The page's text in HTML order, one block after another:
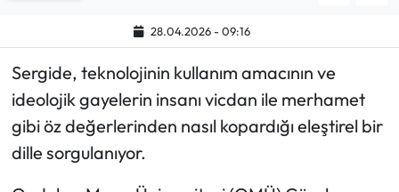
28.04.2026 - 09:16
Sergide, teknolojinin kullanım amacının ve
ideolojik gayelerin insanı vicdan ile merhamet
gibi öz değerlerinden nasıl kopardığı eleştirel bir
dille sorgulanıyor.
ASTROLOJİ
Spor Yazıları
Mektup Galeri